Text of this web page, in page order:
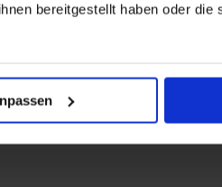
bereitgestellt haben oder die